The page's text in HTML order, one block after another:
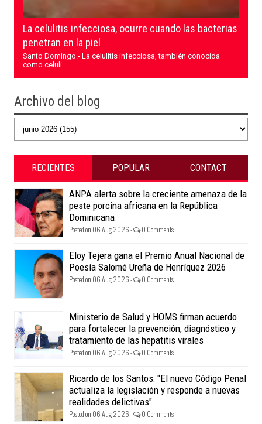
La celulitis infecciosa, ocurre cuando las bacterias
penetran en la piel
Santo Domingo.- La celulitis infecciosa, también conocida
como celuli...
Archivo del blog
RECIENTES POPULAR CONTACT
ANPA alerta sobre la creciente amenaza de la
peste porcina africana en la República
Dominicana
Posted on 06 Aug 2026 - 0 Comments
Eloy Tejera gana el Premio Anual Nacional de
Poesía Salomé Ureña de Henríquez 2026
Posted on 06 Aug 2026 - 0 Comments
Ministerio de Salud y HOMS firman acuerdo
para fortalecer la prevención, diagnóstico y
tratamiento de las hepatitis virales
Posted on 06 Aug 2026 - 0 Comments
Ricardo de los Santos: "El nuevo Código Penal
actualiza la legislación y responde a nuevas
realidades delictivas"
Posted on 06 Aug 2026 - 0 Comments